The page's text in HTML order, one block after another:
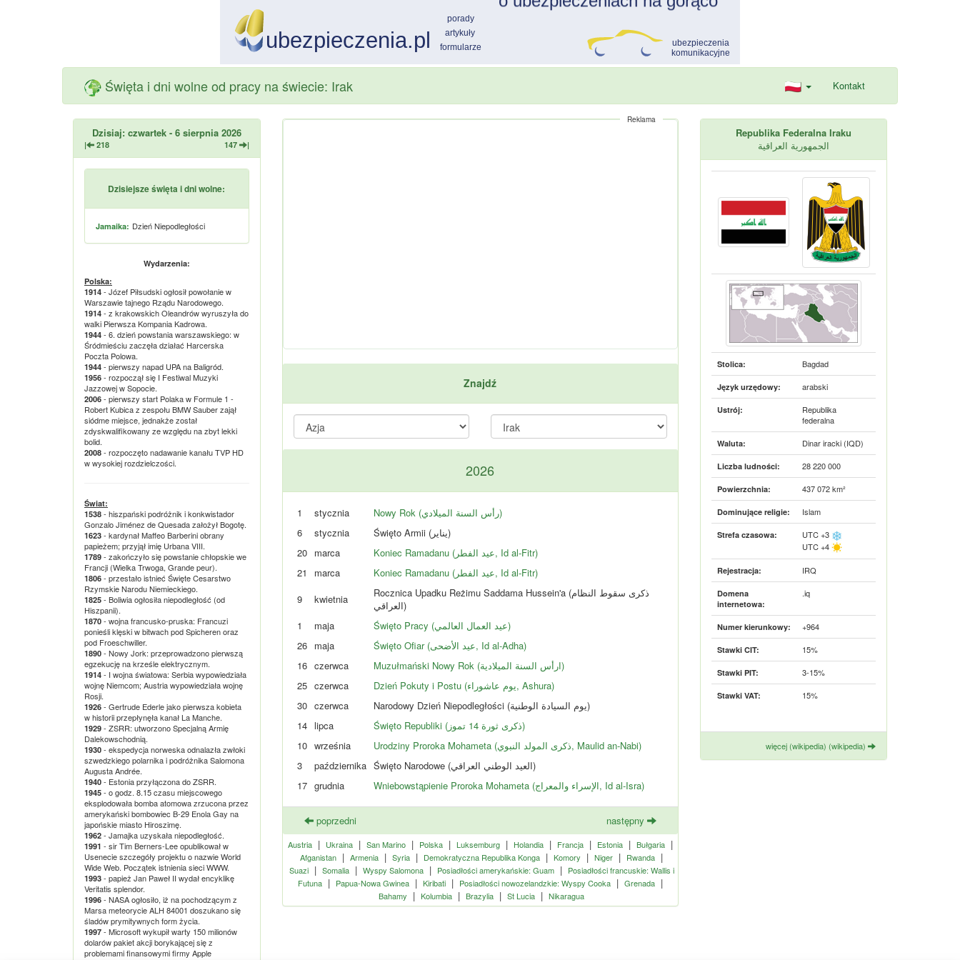
Święta i dni wolne od pracy na świecie: Irak Kontakt
Dzisiaj: czwartek - 6 sierpnia 2026
| 218 147 |
Dzisiejsze święta i dni wolne:
Jamaika: Dzień Niepodległości
Wydarzenia:
Polska:
1914 - Józef Piłsudski ogłosił powołanie w
Warszawie tajnego Rządu Narodowego.
1914 - z krakowskich Oleandrów wyruszyła do
walki Pierwsza Kompania Kadrowa.
1944 - 6. dzień powstania warszawskiego: w
Śródmieściu zaczęła działać Harcerska
Poczta Polowa.
1944 - pierwszy napad UPA na Baligród.
1956 - rozpoczął się I Festiwal Muzyki
Jazzowej w Sopocie.
2006 - pierwszy start Polaka w Formule 1 -
Robert Kubica z zespołu BMW Sauber zajął
siódme miejsce, jednakże został
zdyskwalifikowany ze względu na zbyt lekki
bolid.
2008 - rozpoczęto nadawanie kanału TVP HD
w wysokiej rozdzielczości.
Świat:
1538 - hiszpański podróżnik i konkwistador
Gonzalo Jiménez de Quesada założył Bogotę.
1623 - kardynał Maffeo Barberini obrany
papieżem; przyjął imię Urbana VIII.
1789 - zakończyło się powstanie chłopskie we
Francji (Wielka Trwoga, Grande peur).
1806 - przestało istnieć Święte Cesarstwo
Rzymskie Narodu Niemieckiego.
1825 - Boliwia ogłosiła niepodległość (od
Hiszpanii).
1870 - wojna francusko-pruska: Francuzi
ponieśli klęski w bitwach pod Spicheren oraz
pod Froeschwiller.
1890 - Nowy Jork: przeprowadzono pierwszą
egzekucję na krześle elektrycznym.
1914 - I wojna światowa: Serbia wypowiedziała
wojnę Niemcom; Austria wypowiedziała wojnę
Rosji.
1926 - Gertrude Ederle jako pierwsza kobieta
w historii przepłynęła kanał La Manche.
1929 - ZSRR: utworzono Specjalną Armię
Dalekowschodnią.
1930 - ekspedycja norweska odnalazła zwłoki
szwedzkiego polarnika i podróżnika Salomona
Augusta Andrée.
1940 - Estonia przyłączona do ZSRR.
1945 - o godz. 8.15 czasu miejscowego
eksplodowała bomba atomowa zrzucona przez
amerykański bombowiec B-29 Enola Gay na
japońskie miasto Hiroszimę.
1962 - Jamajka uzyskała niepodległość.
1991 - sir Tim Berners-Lee opublikował w
Usenecie szczegóły projektu o nazwie World
Wide Web. Początek istnienia sieci WWW.
1993 - papież Jan Paweł II wydał encyklikę
Veritatis splendor.
1996 - NASA ogłosiło, iż na pochodzącym z
Marsa meteorycie ALH 84001 doszukano się
śladów prymitywnych form życia.
1997 - Microsoft wykupił warty 150 milionów
dolarów pakiet akcji borykającej się z
problemami finansowymi firmy Apple
Reklama
Znajdź
2026
1 stycznia
Nowy Rok (رأس السنة الميلادي)
6
stycznia
Święto Armii (يناير)
20
marca
Koniec Ramadanu (عيد الفطر, Id al-Fitr)
21
marca
Koniec Ramadanu (عيد الفطر, Id al-Fitr)
9
kwietnia
Rocznica Upadku Reżimu Saddama Hussein'a (ذكرى سقوط النظام
العراقي)
1
maja
Święto Pracy (عيد العمال العالمي)
26
maja
Święto Ofiar (عيد الأضحى‎, Id al-Adha)
16 czerwca
Muzułmański Nowy Rok (ارأس السنة الميلادية)
25 czerwca
Dzień Pokuty i Postu (يوم عاشوراء, Ashura)
30 czerwca
Narodowy Dzień Niepodległości (يوم السيادة الوطنية)
14 lipca
Święto Republiki (ذكرى ثورة 14 تموز)
10 września
Urodziny Proroka Mohameta (ذكرى المولد النبوي, Maulid an-Nabi)
3
października
Święto Narodowe (العيد الوطني العراقي)
17 grudnia Wniebowstąpienie Proroka Mohameta (الإسراء والمعراج, Id al-Isra)
poprzedni następny
Austria| Ukraina| San Marino| Polska| Luksemburg| Holandia| Francja| Estonia| Bułgaria|
Afganistan | Armenia | Syria | Demokratyczna Republika Konga | Komory | Niger | Rwanda |
Suazi| Somalia| Wyspy Salomona| Posiadłości amerykańskie: Guam| Posiadłości francuskie: Wallis i
Futuna| Papua-Nowa Gwinea| Kiribati| Posiadłości nowozelandzkie: Wyspy Cooka| Grenada|
Bahamy | Kolumbia | Brazylia | St Lucia | Nikaragua
Republika Federalna Iraku
الجمهورية العراقية
Stolica: Bagdad
Język urzędowy: arabski
Ustrój:
Republika
federalna
Waluta: Dinar iracki (IQD)
Liczba ludności: 28 220 000
Powierzchnia: 437 072 km²
Dominujące religie: Islam
Strefa czasowa:
UTC +3
UTC +4
Rejestracja: IRQ
Domena
internetowa:
.iq
Numer kierunkowy: +964
Stawki CIT: 15%
Stawki PIT: 3-15%
Stawki VAT: 15%
więcej (wikipedia) (wikipedia)